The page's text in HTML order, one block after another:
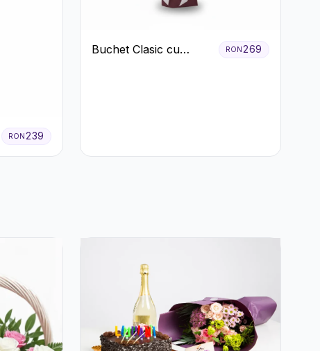
RON239
Buchet Clasic cu
RON269